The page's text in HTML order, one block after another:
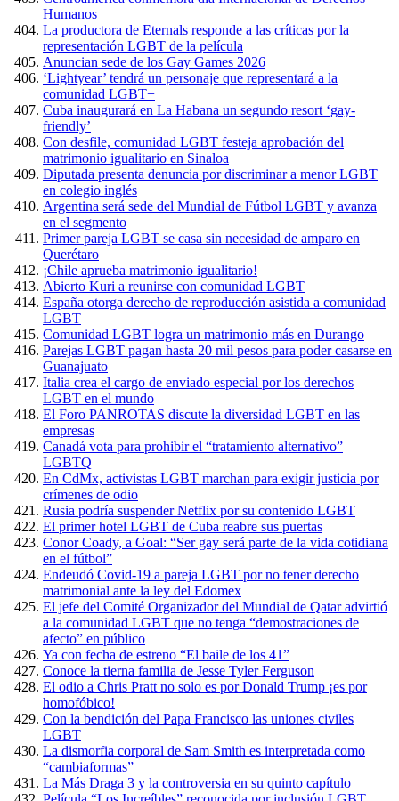
Humanos
La productora de Eternals responde a las críticas por la
representación LGBT de la película
Anuncian sede de los Gay Games 2026
‘Lightyear’ tendrá un personaje que representará a la
comunidad LGBT+
Cuba inaugurará en La Habana un segundo resort ‘gay-
friendly’
Con desfile, comunidad LGBT festeja aprobación del
matrimonio igualitario en Sinaloa
Diputada presenta denuncia por discriminar a menor LGBT
en colegio inglés
Argentina será sede del Mundial de Fútbol LGBT y avanza
en el segmento
Primer pareja LGBT se casa sin necesidad de amparo en
Querétaro
¡Chile aprueba matrimonio igualitario!
Abierto Kuri a reunirse con comunidad LGBT
España otorga derecho de reproducción asistida a comunidad
LGBT
Comunidad LGBT logra un matrimonio más en Durango
Parejas LGBT pagan hasta 20 mil pesos para poder casarse en
Guanajuato
Italia crea el cargo de enviado especial por los derechos
LGBT en el mundo
El Foro PANROTAS discute la diversidad LGBT en las
empresas
Canadá vota para prohibir el “tratamiento alternativo”
LGBTQ
En CdMx, activistas LGBT marchan para exigir justicia por
crímenes de odio
Rusia podría suspender Netflix por su contenido LGBT
El primer hotel LGBT de Cuba reabre sus puertas
Conor Coady, a Goal: “Ser gay será parte de la vida cotidiana
en el fútbol”
Endeudó Covid-19 a pareja LGBT por no tener derecho
matrimonial ante la ley del Edomex
El jefe del Comité Organizador del Mundial de Qatar advirtió
a la comunidad LGBT que no tenga “demostraciones de
afecto” en público
Ya con fecha de estreno “El baile de los 41”
Conoce la tierna familia de Jesse Tyler Ferguson
El odio a Chris Pratt no solo es por Donald Trump ¡es por
homofóbico!
Con la bendición del Papa Francisco las uniones civiles
LGBT
La dismorfia corporal de Sam Smith es interpretada como
“cambiaformas”
La Más Draga 3 y la controversia en su quinto capítulo